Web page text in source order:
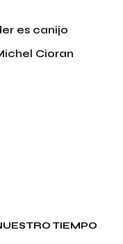
es canijo
Cioran
TIEMPO